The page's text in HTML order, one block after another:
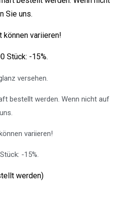
Sie uns.
können variieren!
Stück: -15%.
versehen.
bestellt werden. Wenn nicht auf
variieren!
-15%.
werden)